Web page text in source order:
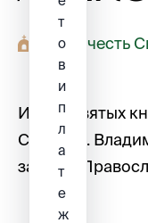
Храм в честь
Икона святых
Соборов.
защиты
т
о
в
и
п
л
а
т
е
ж